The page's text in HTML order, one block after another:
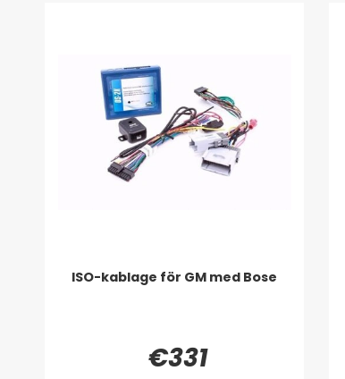
ISO-kablage för GM med Bose
€331